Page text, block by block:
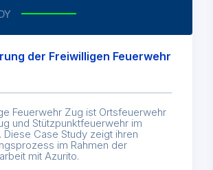
der Freiwilligen Feuerwehr
Feuerwehr Zug ist Ortsfeuerwehr
und Stützpunktfeuerwehr im
Diese Case Study zeigt ihren
im Rahmen der
mit Azurito.